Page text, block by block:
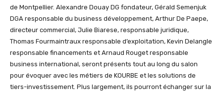
de Montpellier. Alexandre Douay DG fondateur, Gérald Semenjuk
DGA responsable du business développement, Arthur De Paepe,
directeur commercial, Julie Biarese, responsable juridique,
Thomas Fourmaintraux responsable d’exploitation, Kevin Delangle
responsable financements et Arnaud Rouget responsable
business international, seront présents tout au long du salon
pour évoquer avec les métiers de KOURBE et les solutions de
tiers-investissement. Plus largement, ils pourront échanger sur la